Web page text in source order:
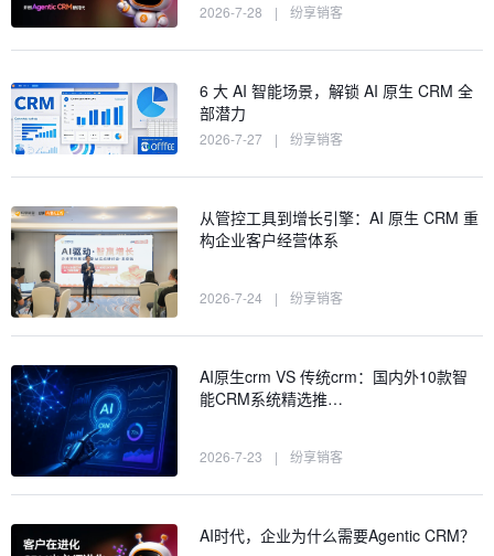
2026-7-28 | 纷享销客
6 大 AI 智能场景，解锁 AI 原生 CRM 全
部潜力
2026-7-27 | 纷享销客
从管控工具到增长引擎：AI 原生 CRM 重
构企业客户经营体系
2026-7-24 | 纷享销客
AI原生crm VS 传统crm：国内外10款智
能CRM系统精选推…
2026-7-23 | 纷享销客
AI时代，企业为什么需要Agentic CRM？